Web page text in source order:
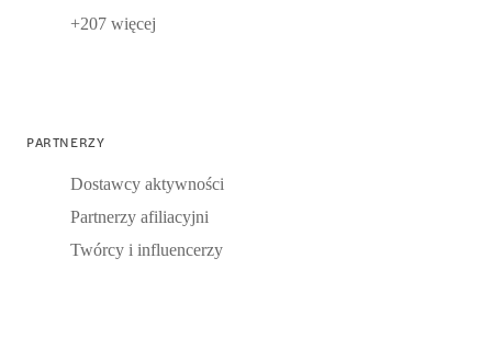
+207 więcej
PARTNERZY
Dostawcy aktywności
Partnerzy afiliacyjni
Twórcy i influencerzy